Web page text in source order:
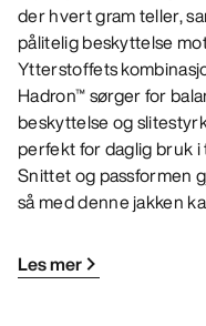
der hvert gram teller,
pålitelig beskyttelse
Ytterstoffets
Hadron™ sørger for
beskyttelse og
perfekt for daglig bruk
Snittet og passformen
så med denne jakken
Les mer